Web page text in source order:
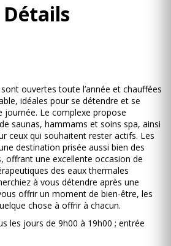
ouvertes toute l’année et chauffées
idéales pour se détendre et se
journée. Le complexe propose
saunas, hammams et soins spa, ainsi
ceux qui souhaitent rester actifs. Les
destination prisée aussi bien des
offrant une excellente occasion de
des eaux thermales
à vous détendre après une
offrir un moment de bien-être, les
chose à offrir à chacun.
les jours de 9h00 à 19h00 ; entrée